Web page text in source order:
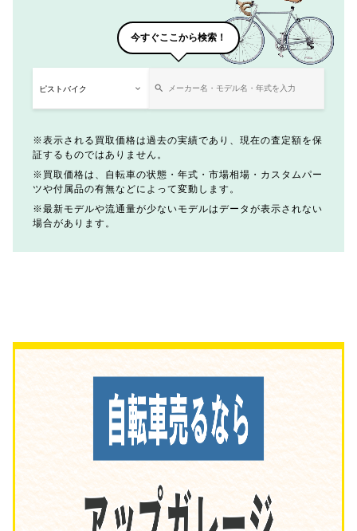
今すぐここから検索！
表示される買取価格は過去の実績であり、現在の査定額を保
証するものではありません。
買取価格は、自転車の状態・年式・市場相場・カスタムパー
ツや付属品の有無などによって変動します。
最新モデルや流通量が少ないモデルはデータが表示されない
場合があります。